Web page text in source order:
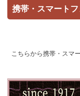
携帯・スマート
こちらから携帯・スマ